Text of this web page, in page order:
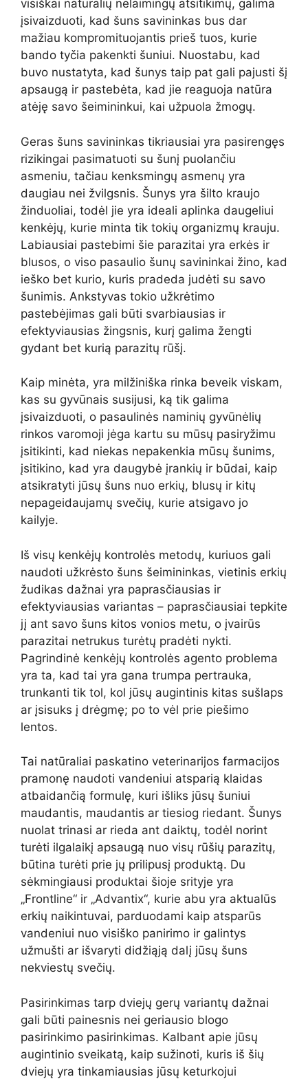
visiškai natūralių nelaimingų atsitikimų, galima
įsivaizduoti, kad šuns savininkas bus dar
mažiau kompromituojantis prieš tuos, kurie
bando tyčia pakenkti šuniui. Nuostabu, kad
buvo nustatyta, kad šunys taip pat gali pajusti šį
apsaugą ir pastebėta, kad jie reaguoja natūra
atėję savo šeimininkui, kai užpuola žmogų.
Geras šuns savininkas tikriausiai yra pasirengęs
rizikingai pasimatuoti su šunį puolančiu
asmeniu, tačiau kenksmingų asmenų yra
daugiau nei žvilgsnis. Šunys yra šilto kraujo
žinduoliai, todėl jie yra ideali aplinka daugeliui
kenkėjų, kurie minta tik tokių organizmų krauju.
Labiausiai pastebimi šie parazitai yra erkės ir
blusos, o viso pasaulio šunų savininkai žino, kad
ieško bet kurio, kuris pradeda judėti su savo
šunimis. Ankstyvas tokio užkrėtimo
pastebėjimas gali būti svarbiausias ir
efektyviausias žingsnis, kurį galima žengti
gydant bet kurią parazitų rūšį.
Kaip minėta, yra milžiniška rinka beveik viskam,
kas su gyvūnais susijusi, ką tik galima
įsivaizduoti, o pasaulinės naminių gyvūnėlių
rinkos varomoji jėga kartu su mūsų pasiryžimu
įsitikinti, kad niekas nepakenkia mūsų šunims,
įsitikino, kad yra daugybė įrankių ir būdai, kaip
atsikratyti jūsų šuns nuo erkių, blusų ir kitų
nepageidaujamų svečių, kurie atsigavo jo
kailyje.
Iš visų kenkėjų kontrolės metodų, kuriuos gali
naudoti užkrėsto šuns šeimininkas, vietinis erkių
žudikas dažnai yra paprasčiausias ir
efektyviausias variantas – paprasčiausiai tepkite
jį ant savo šuns kitos vonios metu, o įvairūs
parazitai netrukus turėtų pradėti nykti.
Pagrindinė kenkėjų kontrolės agento problema
yra ta, kad tai yra gana trumpa pertrauka,
trunkanti tik tol, kol jūsų augintinis kitas sušlaps
ar įsisuks į drėgmę; po to vėl prie piešimo
lentos.
Tai natūraliai paskatino veterinarijos farmacijos
pramonę naudoti vandeniui atsparią klaidas
atbaidančią formulę, kuri išliks jūsų šuniui
maudantis, maudantis ar tiesiog riedant. Šunys
nuolat trinasi ar rieda ant daiktų, todėl norint
turėti ilgalaikį apsaugą nuo visų rūšių parazitų,
būtina turėti prie jų prilipusį produktą. Du
sėkmingiausi produktai šioje srityje yra
„Frontline“ ir „Advantix“, kurie abu yra aktualūs
erkių naikintuvai, parduodami kaip atsparūs
vandeniui nuo visiško panirimo ir galintys
užmušti ar išvaryti didžiąją dalį jūsų šuns
nekviestų svečių.
Pasirinkimas tarp dviejų gerų variantų dažnai
gali būti painesnis nei geriausio blogo
pasirinkimo pasirinkimas. Kalbant apie jūsų
augintinio sveikatą, kaip sužinoti, kuris iš šių
dviejų yra tinkamiausias jūsų keturkojui